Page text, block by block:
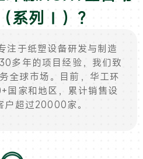
系列Ⅰ）？
注于纸塑设备研发与制造
多年的项目经验，我们致
全球市场。目前，华工环
国家和地区，累计销售设
超过20000家。